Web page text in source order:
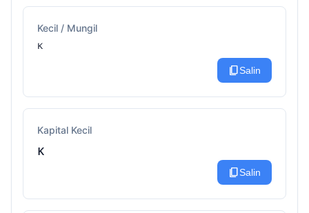
Kecil / Mungil
ᴷ
content_copySalin
Kapital Kecil
ᴋ
content_copySalin